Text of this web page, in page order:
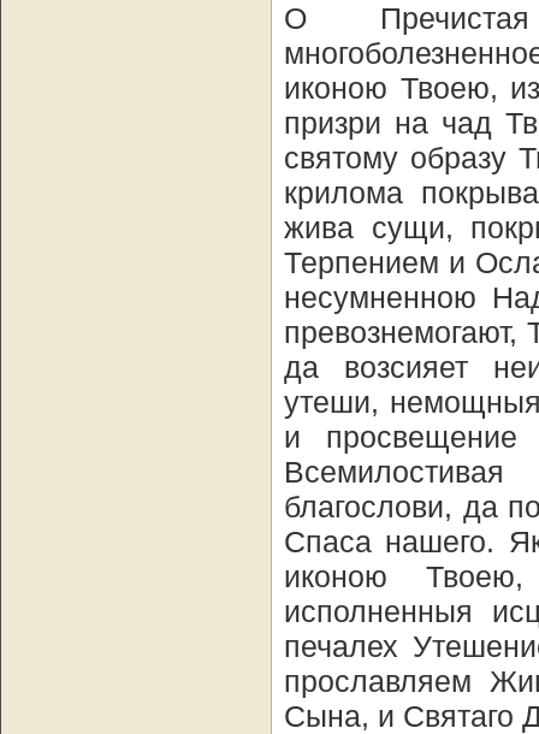
О
иконою Твоею,
призри на чад
святому образу
крилома
жива сущи,
Терпением и
несумненною
да возсияет
утеши,
и
благослови, да
Спаса нашего.
иконою
исполненныя
печалех
прославляем
Сына, и Святаго